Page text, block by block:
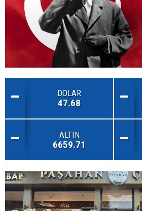
DOLAR
47.68
ALTIN
6659.71